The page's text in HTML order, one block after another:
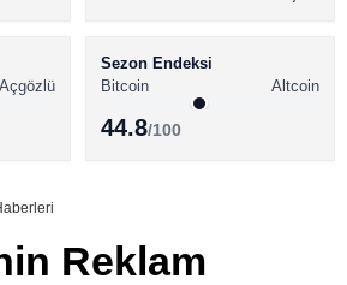
Youtube
Açgözlü
Sezon Endeksi
Bitcoin
Altcoin
44.8/100
Reklam